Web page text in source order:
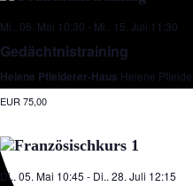
Mi.. 06. Mai 10:30 - Mi.. 15. Juli 11:30
Gedächtnistraining
Helene Pfleiderer-Haus Helene
EUR 75,00
Di.. 05. Mai 10:45 - Di.. 28. Juli 12:15